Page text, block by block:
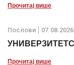
Прочитај више
Послови 07.08.2026.
Прочитај више